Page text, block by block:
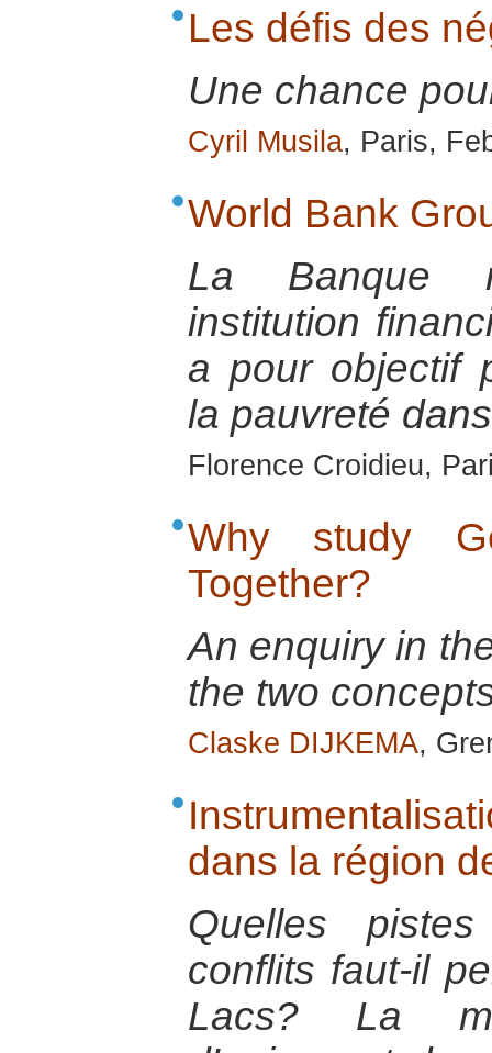
Les défis des
Une chance
Cyril Musila, Paris,
World Bank
La Banque
institution
a pour objectif
la pauvreté
Florence Croidieu,
Why study
Together?
An enquiry in
the two
Claske DIJKEMA,
dans la région
Quelles
conflits faut-il
Lacs? La